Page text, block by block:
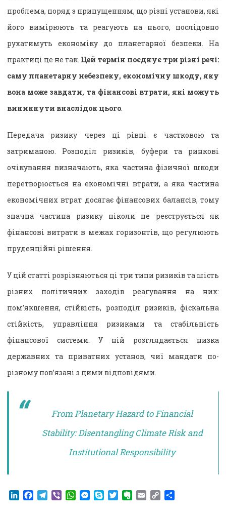
проблема, поряд з припущенням, що різні установи, які
його вимірюють та реагують на нього, послідовно
рухатимуть економіку до планетарної безпеки. На
практиці це не так. Цей термін поєднує три різні речі:
саму планетарну небезпеку, економічну шкоду, яку
вона може завдати, та фінансові втрати, які можуть
виникнути внаслідок цього.
Передача ризику через ці рівні є частковою та
затриманою. Розподіл ризиків, буфери та ринкові
очікування визначають, яка частина фізичної шкоди
перетворюється на економічні втрати, а яка частина
економічних втрат досягає фінансових балансів, тому
значна частина ризику ніколи не реєструється як
фінансові витрати в межах горизонтів, що регулюють
пруденційні рішення.
У цій статті розрізняються ці три типи ризиків та шість
різних політичних заходів реагування на них:
пом’якшення, стійкість, розподіл ризиків, фіскальна
стійкість, управління ризиками та стабільність
фінансової системи. У ній розглядається низка
державних та приватних установ, чиї мандати по-
різному пов’язані з цими відповідями.
From Planetary Hazard to Financial
Stability: Disentangling Climate Risk and
Institutional Responsibility
LinkedIn
Facebook
Telegram
ViberWhatsApp
Messenger
SkypeTwitterEvernote
EmailCopy